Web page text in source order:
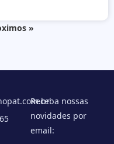
»
Receba nossas
novidades por
email: